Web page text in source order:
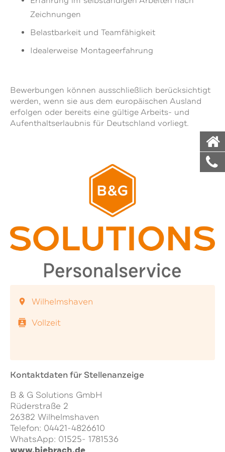
Zeichnungen
Belastbarkeit und Teamfähigkeit
Idealerweise Montageerfahrung
Bewerbungen können ausschließlich berücksichtigt
werden, wenn sie aus dem europäischen Ausland
erfolgen oder bereits eine gültige Arbeits- und
Aufenthaltserlaubnis für Deutschland vorliegt.
location_on Wilhelmshaven
contacts Vollzeit
Kontaktdaten für Stellenanzeige
B & G Solutions GmbH
Rüderstraße 2
26382 Wilhelmshaven
Telefon: 04421-4826610
WhatsApp: 01525- 1781536